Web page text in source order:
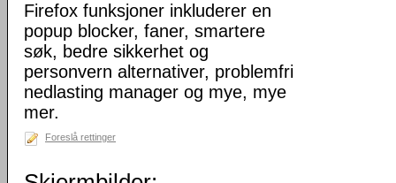
Firefox funksjoner inkluderer en
popup blocker, faner, smartere
søk, bedre sikkerhet og
personvern alternativer, problemfri
nedlasting manager og mye, mye
mer.
Foreslå rettinger